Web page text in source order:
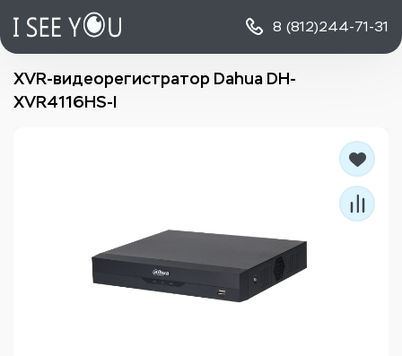
8 (812)244-71-31
XVR-видеорегистратор Dahua DH-
XVR4116HS-I